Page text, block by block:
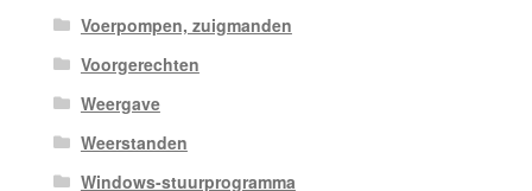
Voerpompen, zuigmanden
Voorgerechten
Weergave
Weerstanden
Windows-stuurprogramma